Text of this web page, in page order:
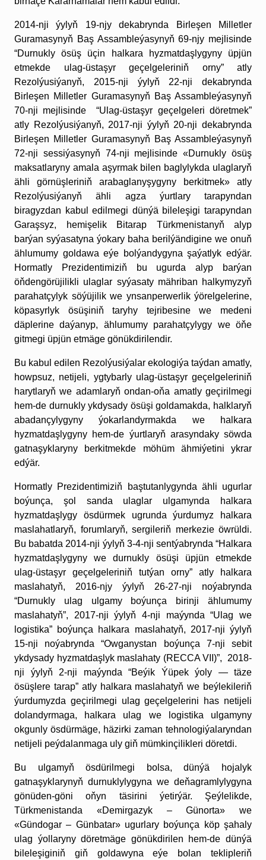
2014-nji ýylyň 19-njy dekabrynda Birleşen Milletler
Guramasynyň Baş Assambleýasynyň 69-njy mejlisinde
“Durnukly ösüş üçin halkara hyzmatdaşlygyny üpjün
etmekde ulag-üstaşyr geçelgeleriniň orny” atly
Rezolýusiýanyň, 2015-nji ýylyň 22-nji dekabrynda
Birleşen Milletler Guramasynyň Baş Assambleýasynyň
70-nji mejlisinde “Ulag-üstaşyr geçelgeleri döretmek”
atly Rezolýusiýanyň, 2017-nji ýylyň 20-nji dekabrynda
Birleşen Milletler Guramasynyň Baş Assambleýasynyň
72-nji sessiýasynyň 74-nji mejlisinde «Durnukly ösüş
maksatlaryny amala aşyrmak bilen baglylykda ulaglaryň
ähli görnüşleriniň arabaglanyşygyny berkitmek» atly
Rezolýusiýanyň ähli agza ýurtlary tarapyndan
biragyzdan kabul edilmegi dünýä bileleşigi tarapyndan
Garaşsyz, hemişelik Bitarap Türkmenistanyň alyp
barýan syýasatyna ýokary baha berilýändigine we onuň
ählumumy goldawa eýe bolýandygyna şaýatlyk edýär.
Hormatly Prezidentimiziň bu ugurda alyp barýan
öňdengörüjilikli ulaglar syýasaty mähriban halkymyzyň
parahatçylyk söýüjilik we ynsanperwerlik ýörelgelerine,
köpasyrlyk ösüşiniň taryhy tejribesine we medeni
däplerine daýanyp, ählumumy parahatçylygy we öňe
gitmegi üpjün etmäge gönükdirilendir.
Bu kabul edilen Rezolýusiýalar ekologiýa taýdan amatly,
howpsuz, netijeli, ygtybarly ulag-üstaşyr geçelgeleriniň
harytlaryň we adamlaryň ondan-oňa amatly geçirilmegi
hem-de durnukly ykdysady ösüşi goldamakda, halklaryň
abadançylygyny ýokarlandyrmakda we halkara
hyzmatdaşlygyny hem-de ýurtlaryň arasyndaky söwda
gatnaşyklaryny berkitmekde möhüm ähmiýetini ykrar
edýär.
Hormatly Prezidentimiziň baştutanlygynda ähli ugurlar
boýunça, şol sanda ulaglar ulgamynda halkara
hyzmatdaşlygy ösdürmek ugrunda ýurdumyz halkara
maslahatlaryň, forumlaryň, sergileriň merkezie öwrüldi.
Bu babatda 2014-nji ýylyň 3-4-nji sentýabrynda “Halkara
hyzmatdaşlygyny we durnukly ösüşi üpjün etmekde
ulag-üstaşyr geçelgeleriniň tutýan orny” atly halkara
maslahatyň, 2016-njy ýylyň 26-27-nji noýabrynda
“Durnukly ulag ulgamy boýunça birinji ählumumy
maslahatyň”, 2017-nji ýylyň 4-nji maýynda “Ulag we
logistika” boýunça halkara maslahatyň, 2017-nji ýylyň
15-nji noýabrynda “Owganystan boýunça 7-nji sebit
ykdysady hyzmatdaşlyk maslahaty (RECCA VII)”, 2018-
nji ýylyň 2-nji maýynda “Beýik Ýüpek ýoly — täze
ösüşlere tarap” atly halkara maslahatyň we beýlekileriň
ýurdumyzda geçirilmegi ulag geçelgelerini has netijeli
dolandyrmaga, halkara ulag we logistika ulgamyny
okgunly ösdürmäge, häzirki zaman tehnologiýalaryndan
netijeli peýdalanmaga uly giň mümkinçilikleri döretdi.
Bu ulgamyň ösdürilmegi bolsa, dünýä hojalyk
gatnaşykla­rynyň durnuklylygyna we deňagramlylygyna
gönüden-göni oňyn täsirini ýetirýär. Şeýlelikde,
Türkmenistanda «Demirgazyk – Günor­ta» we
«Gündogar – Günbatar» ugurlary boýunça köp şahaly
ulag ýollaryny döretmäge gönükdirilen hem-de dünýä
bileleşiginiň giň goldawyna eýe bolan teklipleriň